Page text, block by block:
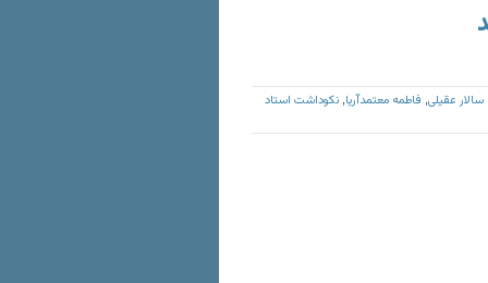
سالار عقیلی فاطمه معتمدآریا نکوداشت استاد